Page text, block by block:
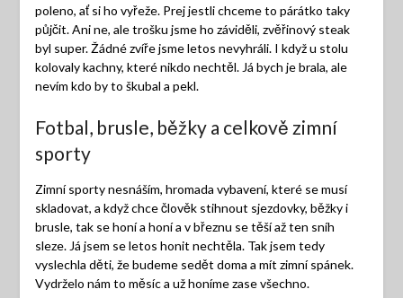
poleno, ať si ho vyřeže. Prej jestli chceme to párátko taky
půjčit. Ani ne, ale trošku jsme ho záviděli, zvěřinový steak
byl super. Žádné zvíře jsme letos nevyhráli. I když u stolu
kolovaly kachny, které nikdo nechtěl. Já bych je brala, ale
nevím kdo by to škubal a pekl.
Fotbal, brusle, běžky a celkově zimní
sporty
Zimní sporty nesnáším, hromada vybavení, které se musí
skladovat, a když chce člověk stihnout sjezdovky, běžky i
brusle, tak se honí a honí a v březnu se těší až ten sníh
sleze. Já jsem se letos honit nechtěla. Tak jsem tedy
vyslechla děti, že budeme sedět doma a mít zimní spánek.
Vydrželo nám to měsíc a už honíme zase všechno.